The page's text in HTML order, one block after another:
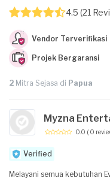
4.5 (21
Vendor Terverifikasi
Projek Bergaransi
2 Mitra Sejasa di Papua
Myzna
0.0 ( 0
Verified
Melayani semua kebutuhan Event, Seperti: Membuat & Melaksanakan